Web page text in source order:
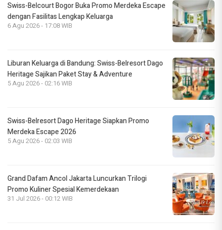
Swiss-Belcourt Bogor Buka Promo Merdeka Escape
dengan Fasilitas Lengkap Keluarga
6 Agu 2026 - 17:08 WIB
Liburan Keluarga di Bandung: Swiss-Belresort Dago
Heritage Sajikan Paket Stay & Adventure
5 Agu 2026 - 02:16 WIB
Swiss-Belresort Dago Heritage Siapkan Promo
Merdeka Escape 2026
5 Agu 2026 - 02:03 WIB
Grand Dafam Ancol Jakarta Luncurkan Trilogi
Promo Kuliner Spesial Kemerdekaan
31 Jul 2026 - 00:12 WIB